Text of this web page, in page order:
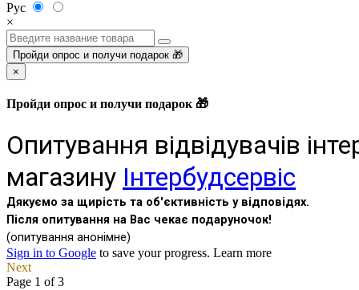
Рус
×
Пройди опрос и получи подарок 🎁
×
Пройди опрос и получи подарок 🎁